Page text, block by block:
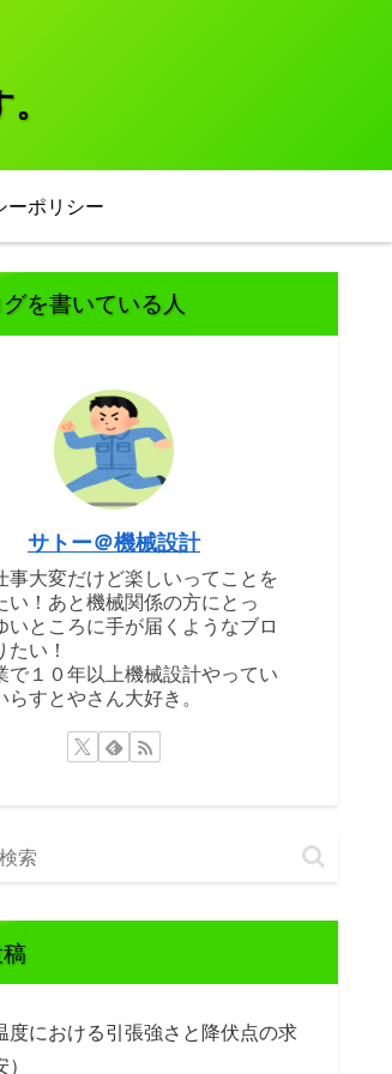
ーポリシー
を書いている人
サトー＠機械設計
事大変だけど楽しいってことを
い！あと機械関係の方にとっ
いところに手が届くようなブロ
たい！
で１０年以上機械設計やってい
らすとやさん大好き。
度における引張強さと降伏点の求